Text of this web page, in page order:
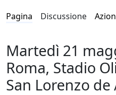
Pagina Discussione
Martedì 21
Roma, Stadio
San Lorenzo